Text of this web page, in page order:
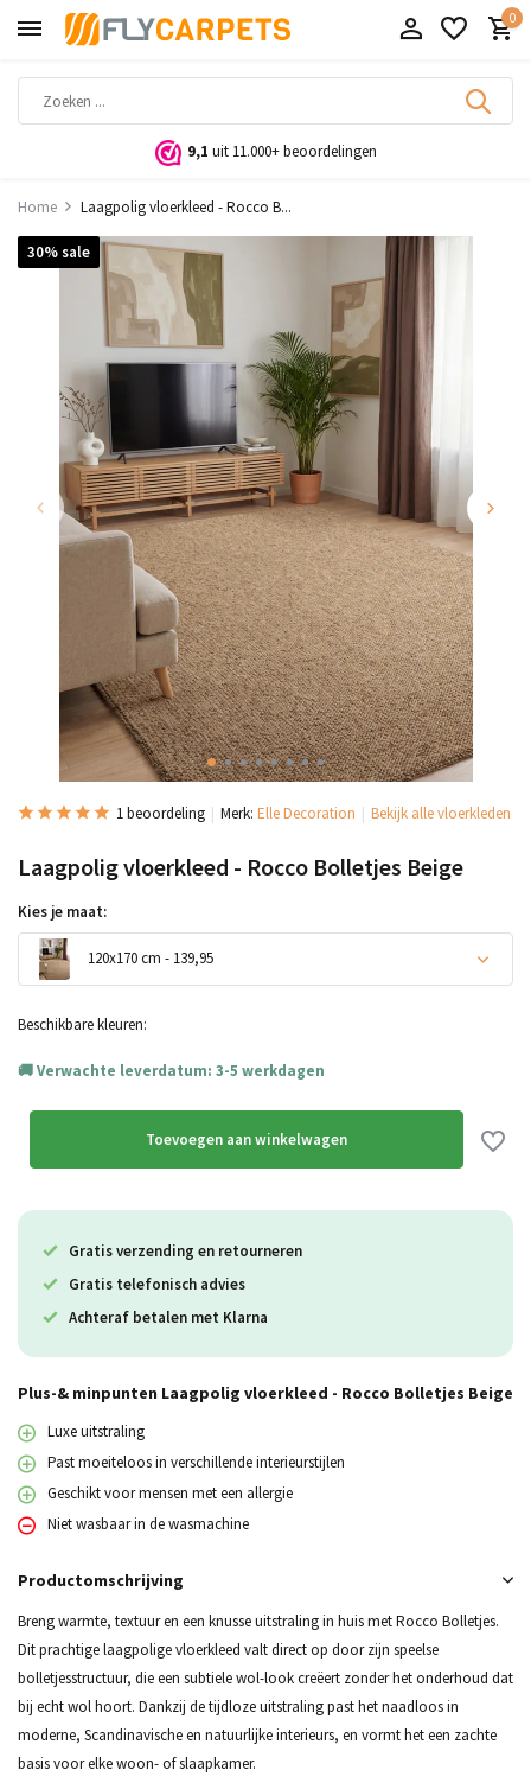
0
9,1 uit 11.000+ beoordelingen
Home Laagpolig vloerkleed - Rocco B...
30% sale
1 beoordeling Merk: Elle Decoration Bekijk alle vloerkleden
Laagpolig vloerkleed - Rocco Bolletjes Beige
Kies je maat:
120x170 cm - 139,95
Beschikbare kleuren:
Verwachte leverdatum: 3-5 werkdagen
Toevoegen aan winkelwagen
Gratis verzending en retourneren
Gratis telefonisch advies
Achteraf betalen met Klarna
Plus-& minpunten Laagpolig vloerkleed - Rocco Bolletjes Beige
Luxe uitstraling
Past moeiteloos in verschillende interieurstijlen
Geschikt voor mensen met een allergie
Niet wasbaar in de wasmachine
Productomschrijving
Breng warmte, textuur en een knusse uitstraling in huis met Rocco Bolletjes.
Dit prachtige laagpolige vloerkleed valt direct op door zijn speelse
bolletjesstructuur, die een subtiele wol-look creëert zonder het onderhoud dat
bij echt wol hoort. Dankzij de tijdloze uitstraling past het naadloos in
moderne, Scandinavische en natuurlijke interieurs, en vormt het een zachte
basis voor elke woon- of slaapkamer.